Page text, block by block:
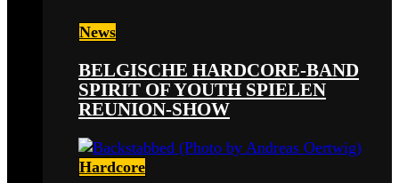
News
BELGISCHE HARDCORE-BAND
SPIRIT OF YOUTH SPIELEN
REUNION-SHOW
Hardcore